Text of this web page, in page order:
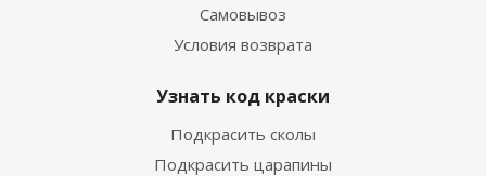
Самовывоз
Условия возврата
Узнать код краски
Подкрасить сколы
Подкрасить царапины